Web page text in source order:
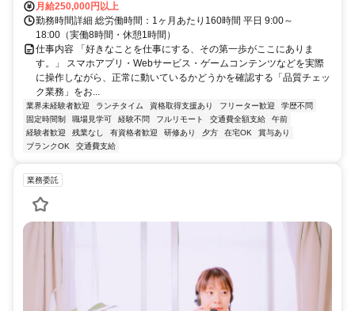
月給250,000円以上
勤務時間詳細 総労働時間：1ヶ月あたり160時間 平日 9:00～
18:00（実働8時間・休憩1時間）
仕事内容 「好きなことを仕事にする、その第一歩がここにありま
す。」 スマホアプリ・Webサービス・ゲームコンテンツなどを実際
に操作しながら、正常に動いているかどうかを確認する「品質チェッ
ク業務」をお...
業界未経験者歓迎 ランチタイム 資格取得支援あり フリーター歓迎
学歴不問
固定時間制
職場見学可 経験不問 フルリモート 交通費全額支給
午前
経験者歓迎
残業なし 有資格者歓迎 研修あり 夕方 在宅OK
賞与あり
ブランクOK
交通費支給
業務委託